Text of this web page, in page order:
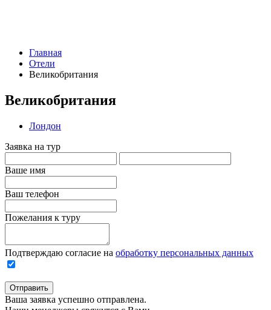
Главная
Отели
Великобритания
Великобритания
Лондон
Заявка на тур
Ваше имя
Ваш телефон
Пожелания к туру
Подтверждаю согласие на обработку персональных данных
Отправить
Ваша заявка успешно отправлена.